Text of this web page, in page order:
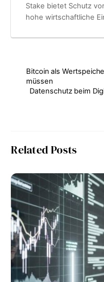
Stake bietet Schutz
hohe wirtschaftliche
Bitcoin als
müssen
Datenschutz beim
Related Posts